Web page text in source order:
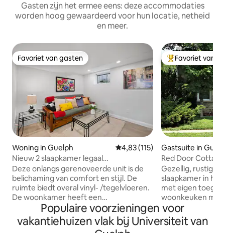
Gasten zijn het ermee eens: deze accommodaties
worden hoog gewaardeerd voor hun locatie, netheid
en meer.
Favoriet van gasten
Favoriet van gasten
Woning in Guelph Gemiddelde beoordeling van
4,83 (115)
Nieuw 2 slaapkamer legaal
kelderappartement
Deze onlangs gerenoveerde unit is de
belichaming van comfort en stijl. De
ruimte biedt overal vinyl- /tegelvloeren.
De woonkamer heeft een
tweepersoons futon voor ontspanning
of het ontvangen van gasten. De
keuken is uitgerust met een koelkast en
Topfavoriet van
Favoriet van
Gastsuite in
Red Door
appartement in
Gezellig, rustig
slaapkamer in
met eigen
woonkeuken
Ontspannende
Populaire voorzieningen voor
vakantiehuizen vlak bij Universiteit van